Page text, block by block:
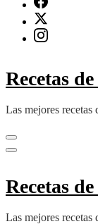
Recetas
Las mejores recetas
Recetas
Las mejores recetas